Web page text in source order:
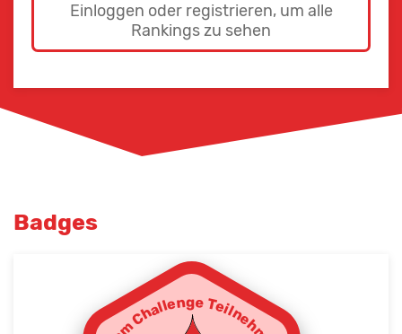
Einloggen oder registrieren, um alle
Rankings zu sehen
Badges